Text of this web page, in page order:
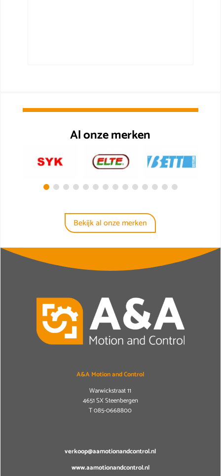
Al onze merken
Bekijk al onze merken
A&A Motion and Control
Warwickstraat 11
4651 SX Steenbergen
T085-0668800
verkoop@aamotionandcontrol.nl
www.aamotionandcontrol.nl